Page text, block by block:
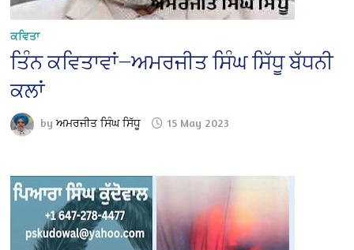
ਕਵਿਤਾ
ਤਿੰਨ ਕਵਿਤਾਵਾਂ—ਅਮਰਜੀਤ ਸਿੰਘ ਸਿੱਧੂ ਬੱਧਨੀ
ਕਲਾਂ
byਅਮਰਜੀਤ ਸਿੰਘ ਸਿੱਧੂ 15 May 2023